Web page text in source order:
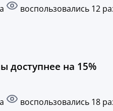
воспользовались 12
доступнее на 15%
воспользовались 18